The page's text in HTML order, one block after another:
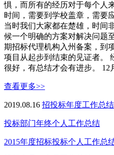
惧，而所有的经历对于每个人
时间，需要到学校盖章，需要
当时我们大家都在楚雄，时间
候一个明确的方案对解决问题
期招标代理机构入州备案，到
项目从起步到结束的见证者。
很好，有总结才会有进步。
查看更多>>
2019.08.16 招投标年度工作总结
投标部门年终个人工作总结
2015年度招标投标个人工作总